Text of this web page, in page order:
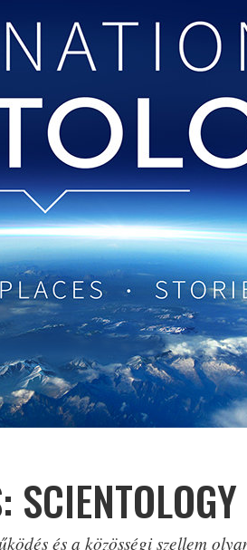
SCIENTOLOGY
és a közösségi szellem